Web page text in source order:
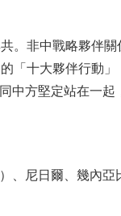
非中戰略夥伴關
十大夥伴行動
方堅定站在一起
日爾、幾內亞